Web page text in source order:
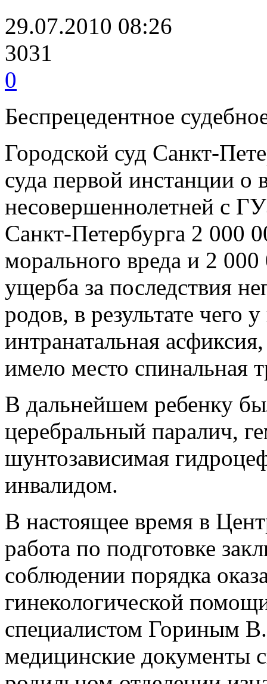
29.07.2010 08:26
3031
0
Беспрецедентное
Городской суд Санкт-
суда первой инстанции о
несовершеннолетней с
Санкт-Петербурга 2 000
морального вреда и 2
ущерба за последствия
родов, в результате чего
интранатальная
имело место спинальная
В дальнейшем ребенку
церебральный паралич,
шунтозависимая
инвалидом.
В настоящее время в
работа по подготовке
соблюдении порядка
гинекологической
специалистом Гориным
медицинские документы